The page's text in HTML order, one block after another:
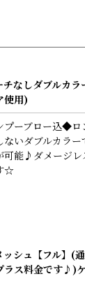
チなしダブルカ
使用)
プーブロー込◆
ないダブルカラ
可能♪ダメージレ
☆
ッシュ【フル】(
ラス料金です♪)